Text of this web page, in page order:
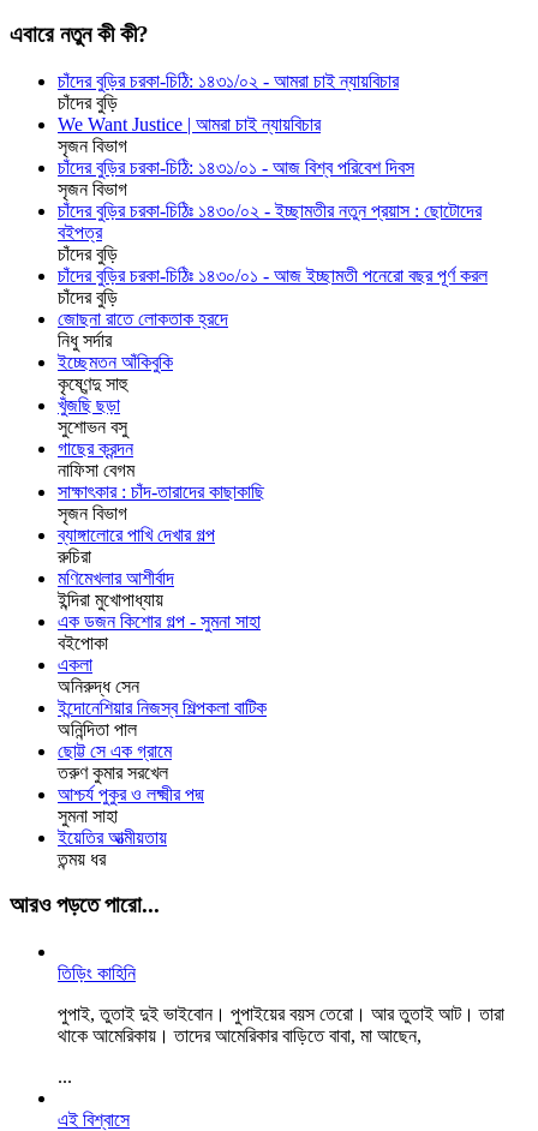
এবারে নতুন কী কী?
চাঁদের বুড়ির চরকা-চিঠি: ১৪৩১/০২ - আমরা চাই ন্যায়বিচার
চাঁদের বুড়ি
We Want Justice | আমরা চাই ন্যায়বিচার
সৃজন বিভাগ
চাঁদের বুড়ির চরকা-চিঠি: ১৪৩১/০১ - আজ বিশ্ব পরিবেশ দিবস
সৃজন বিভাগ
চাঁদের বুড়ির চরকা-চিঠিঃ ১৪৩০/০২ - ইচ্ছামতীর নতুন প্রয়াস : ছোটোদের
বইপত্র
চাঁদের বুড়ি
চাঁদের বুড়ির চরকা-চিঠিঃ ১৪৩০/০১ - আজ ইচ্ছামতী পনেরো বছর পূর্ণ করল
চাঁদের বুড়ি
জোছনা রাতে লোকতাক হ্রদে
নিধু সর্দার
ইচ্ছেমতন আঁকিবুকি
কৃষ্ণেন্দু সাহু
খুঁজছি ছড়া
সুশোভন বসু
গাছের ক্রন্দন
নাফিসা বেগম
সাক্ষাৎকার : চাঁদ-তারাদের কাছাকাছি
সৃজন বিভাগ
ব্যাঙ্গালোরে পাখি দেখার গল্প
রুচিরা
মণিমেখলার আশীর্বাদ
ইন্দিরা মুখোপাধ্যায়
এক ডজন কিশোর গল্প - সুমনা সাহা
বইপোকা
একলা
অনিরুদ্ধ সেন
ইন্দোনেশিয়ার নিজস্ব শিল্পকলা বাটিক
অনিন্দিতা পাল
ছোট্ট সে এক গ্রামে
তরুণ কুমার সরখেল
আশ্চর্য পুকুর ও লক্ষ্মীর পদ্ম
সুমনা সাহা
ইয়েতির আত্মীয়তায়
তন্ময় ধর
আরও পড়তে পারো...
তিড়িং কাহিনি
পুপাই, তুতাই দুই ভাইবোন। ‌পুপাইয়ের বয়স তেরো। আর তুতাই আট। তারা
থাকে আমেরিকায়। তাদের আমেরিকার বাড়িতে বাবা, মা আছেন,
...
এই বিশ্বাসে